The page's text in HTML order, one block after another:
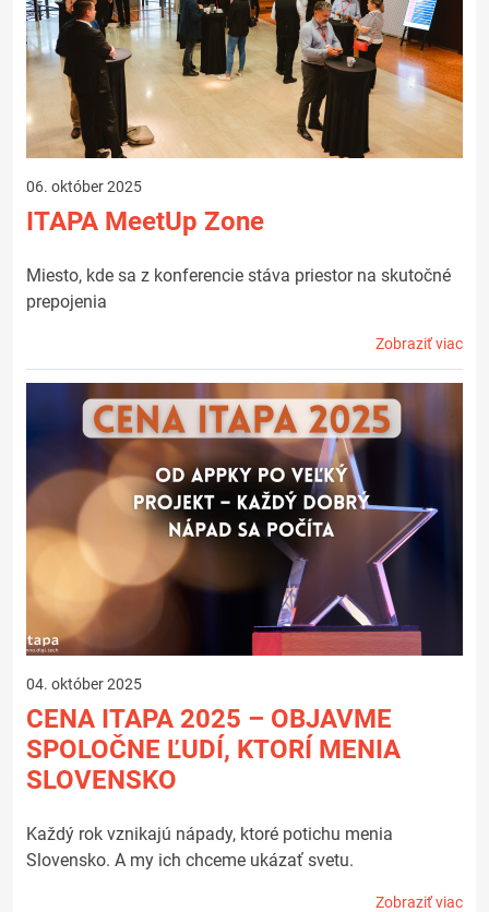
06. október 2025
ITAPA MeetUp Zone
Miesto, kde sa z konferencie stáva priestor na skutočné
prepojenia
Zobraziť viac
04. október 2025
CENA ITAPA 2025 – OBJAVME
SPOLOČNE ĽUDÍ, KTORÍ MENIA
SLOVENSKO
Každý rok vznikajú nápady, ktoré potichu menia
Slovensko. A my ich chceme ukázať svetu.
Zobraziť viac